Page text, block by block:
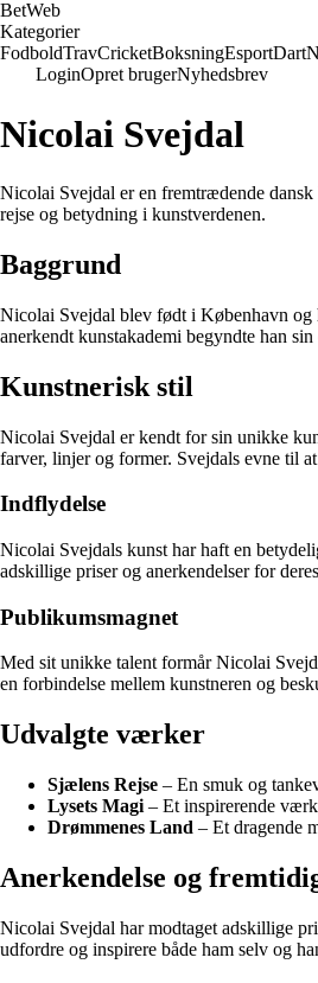
BetWeb
Kategorier
FodboldTravCricketBoksningEsportDart
LoginOpret brugerNyhedsbrev
Nicolai Svejdal
Nicolai Svejdal er en fremtrædende
rejse og betydning i kunstverdenen.
Baggrund
Nicolai Svejdal blev født i København og
anerkendt kunstakademi begyndte han
Kunstnerisk stil
Nicolai Svejdal er kendt for sin unikke
farver, linjer og former. Svejdals evne til
Indflydelse
Nicolai Svejdals kunst har haft en
adskillige priser og anerkendelser for
Publikumsmagnet
Med sit unikke talent formår Nicolai
en forbindelse mellem kunstneren og
Udvalgte værker
Sjælens Rejse – En smuk og
Lysets Magi – Et inspirerende
Drømmenes Land – Et dragende
Anerkendelse og
Nicolai Svejdal har modtaget adskillige
udfordre og inspirere både ham selv og